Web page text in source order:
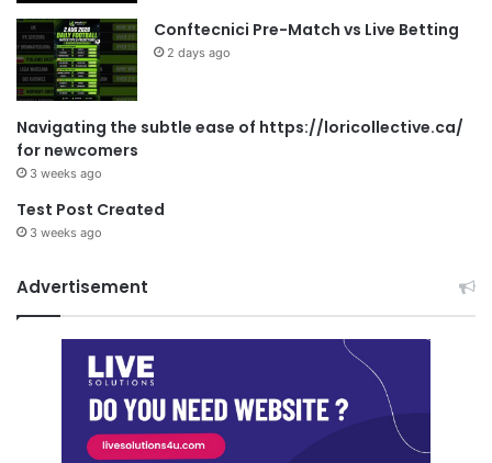
Conftecnici Pre-Match vs Live Betting
2 days ago
Navigating the subtle ease of https://loricollective.ca/
for newcomers
3 weeks ago
Test Post Created
3 weeks ago
Advertisement